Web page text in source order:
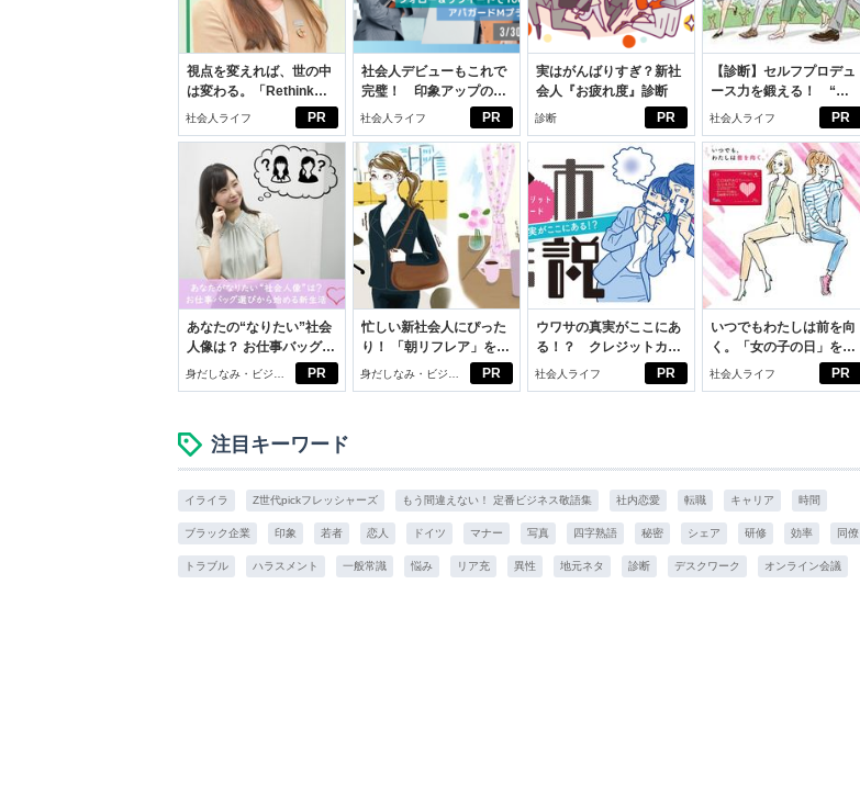
PR
視点を変えれば、世の中
は変わる。「Rethink
PROJECT」がつたえた
社会人ライフ PR
社会人デビューもこれで
完璧！ 印象アップのセ
ルフプロデュース術
社会人ライフ PR
実はがんばりすぎ？新社
会人『お疲れ度』診断
診断 PR
【診断】セルフプロデュ
ース力を鍛える！ “ジ
ブン観”診断
社会人ライフ
PR
あなたの“なりたい”社会
人像は？ お仕事バッグ選
びから始める新生活
身だしなみ・ビジネ
スアイテム
PR
忙しい新社会人にぴった
り！ 「朝リフレア」をは
じめよう。しっかりニオ
イケアして24時間快適。
身だしなみ・ビジネ
スアイテム
PR
ウワサの真実がここにあ
る！？ クレジットカー
ドの都市伝説
社会人ライフ PR
いつでもわたしは前を向
く。「女の子の日」を前
向きに♪社会人エリ・大
社会人ライフ
注目キーワード
イライラ Z世代pickフレッシャーズ もう間違えない！ 定番ビジネス敬語集 社内恋愛 転職 キャリア 時間
ブラック企業 印象 若者 恋人 ドイツ マナー 写真 四字熟語 秘密 シェア 研修 効率 同僚
トラブル ハラスメント 一般常識 悩み リア充 異性 地元ネタ 診断 デスクワーク オンライン会議